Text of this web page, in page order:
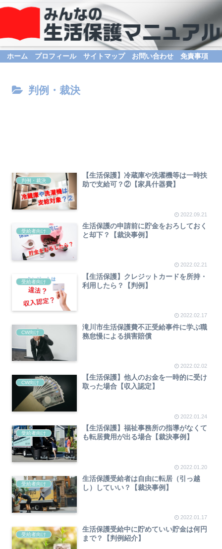
ホーム プロフィール サイトマップ お問い合わせ 免責事項
判例・裁決
判例・裁決
【生活保護】冷蔵庫や洗濯機等は一時扶
助で支給可？②【家具什器費】
2022.09.21
受給者向け
生活保護の申請前に貯金をおろしておく
と却下？【裁決事例】
2022.02.21
受給者向け
【生活保護】クレジットカードを所持・
利用したら？【判例】
2022.02.17
CW向け
滝川市生活保護費不正受給事件に学ぶ職
務怠慢による損害賠償
2022.02.02
CW向け
【生活保護】他人のお金を一時的に受け
取った場合【収入認定】
2022.01.24
受給者向け
【生活保護】福祉事務所の指導がなくて
も転居費用が出る場合【裁決事例】
2022.01.20
受給者向け
生活保護受給者は自由に転居（引っ越
し）していい？【裁決事例】
2022.01.17
受給者向け
生活保護受給中に貯めていい貯金は何円
まで？【判例紹介】